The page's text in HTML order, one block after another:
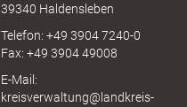
39340 Haldensleben
Telefon: +49 3904 7240-0
Fax: +49 3904 49008
E-Mail:
kreisverwaltung@landkreis-